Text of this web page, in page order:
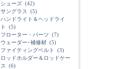
シューズ (42)
サングラス
(5)
ハンドライト＆ヘッドライ
ト
(5)
フローター・パーツ (7)
ウェーダー･補修材 (5)
ファイティングベルト
(3)
ロッドホルダー＆ロッドケー
ス
(6)